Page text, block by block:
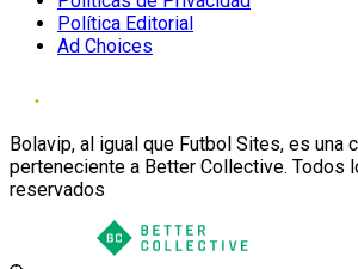
Política Editorial
Ad Choices
Bolavip, al igual que Futbol Sites, es una
perteneciente a Better Collective. Todos
reservados